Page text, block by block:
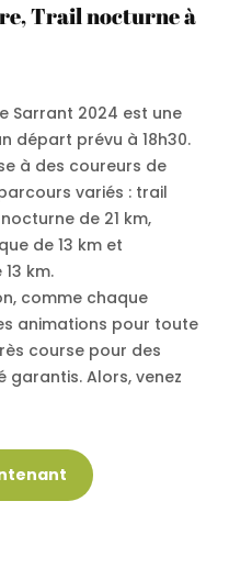
Trail nocturne à
Sarrant 2024 est une
départ prévu à 18h30.
à des coureurs de
variés : trail
de 21 km,
de 13 km et
km.
comme chaque
animations pour toute
course pour des
garantis. Alors, venez